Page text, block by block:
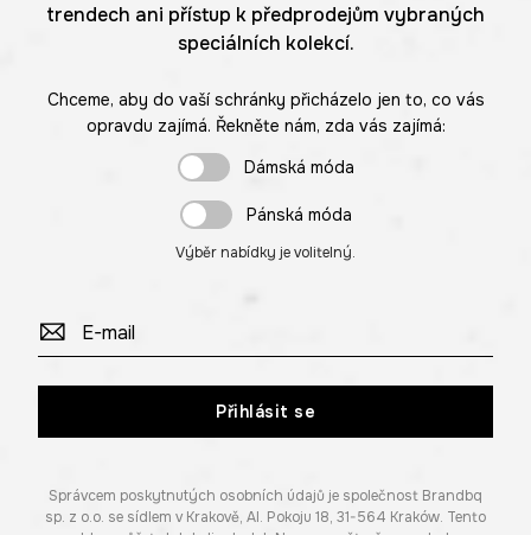
trendech ani přístup k předprodejům vybraných
speciálních kolekcí.
Chceme, aby do vaší schránky přicházelo jen to, co vás
opravdu zajímá. Řekněte nám, zda vás zajímá:
Dámská móda
Pánská móda
Výběr nabídky je volitelný.
Přihlásit se
Správcem poskytnutých osobních údajů je společnost Brandbq
sp. z o.o. se sídlem v Krakově, Al. Pokoju 18, 31-564 Kraków. Tento